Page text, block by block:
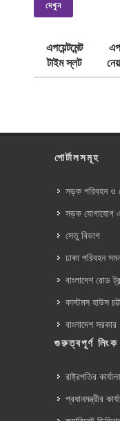
দেখুন
এপয়েন্টমেন্ট
টাইম স্লট
পোর্টালসমূহ
সড়ক পরিবহন ও
সড়ক যোগাযোগ
সেতু বিভাগ
ঢাকা পরিবহন
বাংলাদেশ রোড
কাস্টমস হাউস
বাংলাদেশ সরকার
গুরুত্বপূর্ণ লিংক
রাষ্ট্রপতির
প্রধানমন্ত্রীর